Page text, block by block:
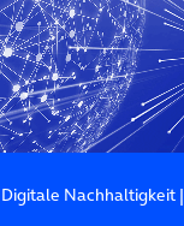
Digitale Nachhaltigkeit|